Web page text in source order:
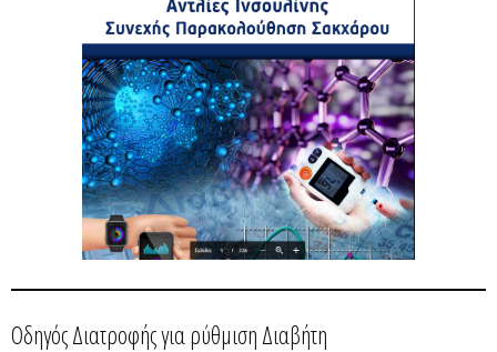
Οδηγός Διατροφής για ρύθμιση Διαβήτη